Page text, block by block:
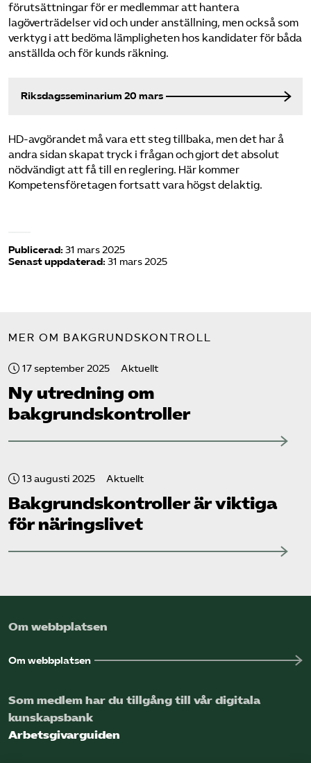
förutsättningar för er medlemmar att hantera
lagöverträdelser vid och under anställning, men också som
verktyg i att bedöma lämpligheten hos kandidater för båda
anställda och för kunds räkning.
Riksdagsseminarium 20 mars
HD-avgörandet må vara ett steg tillbaka, men det har å
andra sidan skapat tryck i frågan och gjort det absolut
nödvändigt att få till en reglering. Här kommer
Kompetensföretagen fortsatt vara högst delaktig.
Publicerad: 31 mars 2025
Senast uppdaterad: 31 mars 2025
MER OM BAKGRUNDSKONTROLL
17 september 2025 Aktuellt
Ny utredning om
bakgrundskontroller
13 augusti 2025 Aktuellt
Bakgrundskontroller är viktiga
för näringslivet
Om webbplatsen
Om webbplatsen
Som medlem har du tillgång till vår digitala
kunskapsbank
Arbetsgivarguiden